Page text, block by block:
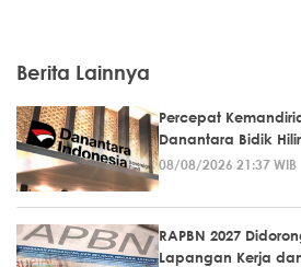
Berita Lainnya
Percepat
Danantara Bidik
08/08/2026 21:37 WIB
RAPBN 2027
Lapangan Kerja